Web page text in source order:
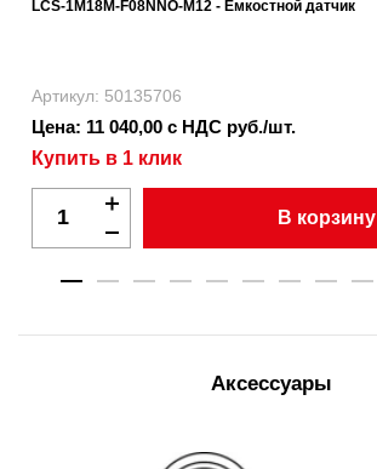
LCS-1M18M-F08NNO-M12 - Емкостной датчик
Артикул: 50135706
Цена: 11 040,00 с НДС руб./шт.
Купить в 1 клик
В корзину
Аксессуары